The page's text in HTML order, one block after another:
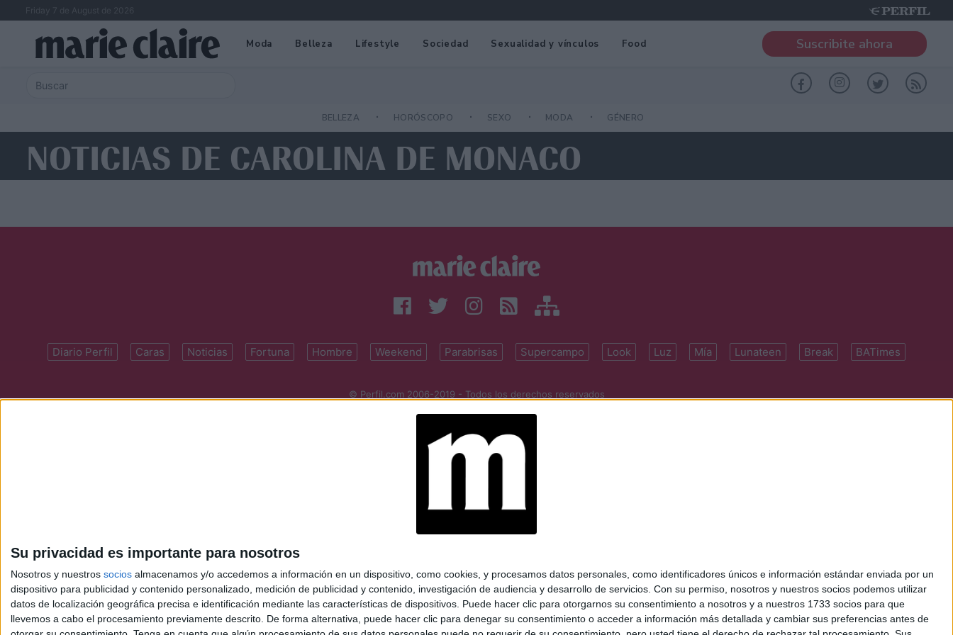
Su privacidad es importante para nosotros
Nosotros y nuestros socios almacenamos y/o accedemos a información en un dispositivo, como cookies, y procesamos datos personales, como identificadores únicos e información estándar enviada por un
dispositivo para publicidad y contenido personalizado, medición de publicidad y contenido, investigación de audiencia y desarrollo de servicios. Con su permiso, nosotros y nuestros socios podemos utilizar
datos de localización geográfica precisa e identificación mediante las características de dispositivos. Puede hacer clic para otorgarnos su consentimiento a nosotros y a nuestros 1733 socios para que
llevemos a cabo el procesamiento previamente descrito. De forma alternativa, puede hacer clic para denegar su consentimiento o acceder a información más detallada y cambiar sus preferencias antes de
Friday 7 de August de 2026
Moda Belleza Lifestyle Sociedad Sexualidad y vínculos Food Suscribite ahora
BELLEZA HORÓSCOPO SEXO MODA GÉNERO
NOTICIAS DE CAROLINA DE MONACO
Diario Perfil Caras Noticias Fortuna Hombre Weekend Parabrisas Supercampo Look Luz Mía Lunateen Break BATimes
© Perfil.com 2006-2019 - Todos los derechos reservados
perfilcom@perfil.com| Propietario: Diario Perfil S.A.